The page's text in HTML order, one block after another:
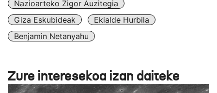
Nazioarteko Zigor Auzitegia
Giza Eskubideak
Ekialde Hurbila
Benjamin Netanyahu
Zure interesekoa izan daiteke